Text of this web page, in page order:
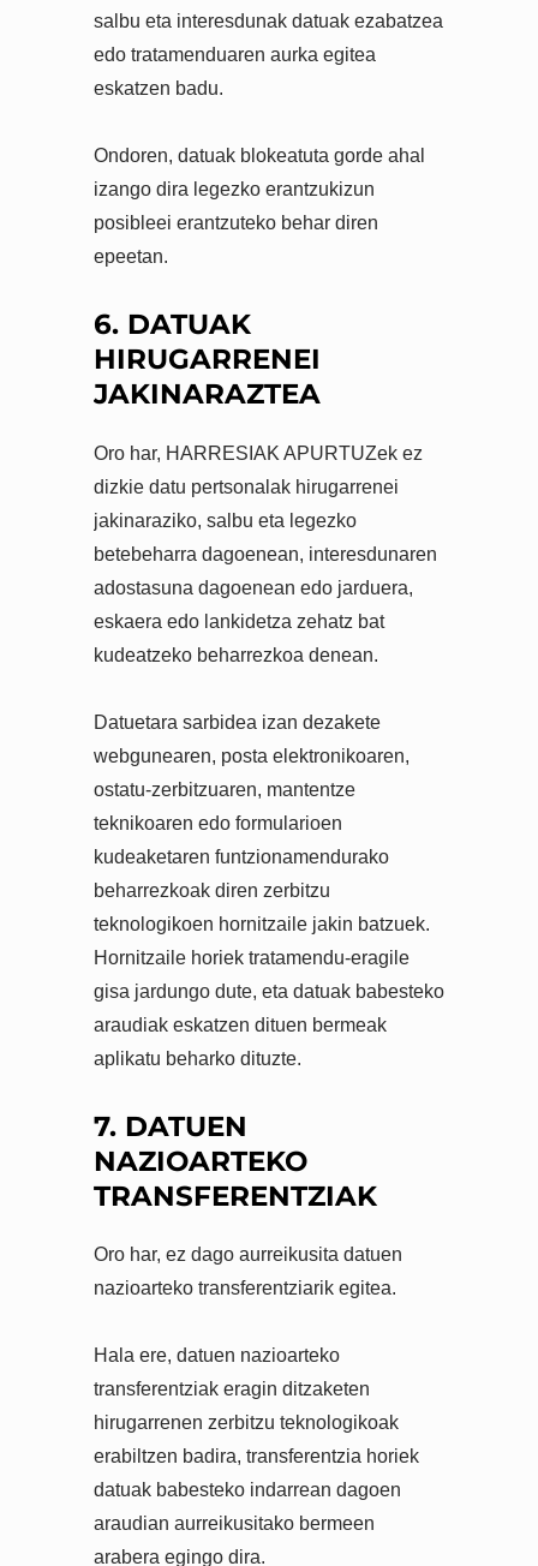
salbu eta interesdunak datuak ezabatzea
edo tratamenduaren aurka egitea
eskatzen badu.
Ondoren, datuak blokeatuta gorde ahal
izango dira legezko erantzukizun
posibleei erantzuteko behar diren
epeetan.
6. DATUAK
HIRUGARRENEI
JAKINARAZTEA
Oro har, HARRESIAK APURTUZek ez
dizkie datu pertsonalak hirugarrenei
jakinaraziko, salbu eta legezko
betebeharra dagoenean, interesdunaren
adostasuna dagoenean edo jarduera,
eskaera edo lankidetza zehatz bat
kudeatzeko beharrezkoa denean.
Datuetara sarbidea izan dezakete
webgunearen, posta elektronikoaren,
ostatu-zerbitzuaren, mantentze
teknikoaren edo formularioen
kudeaketaren funtzionamendurako
beharrezkoak diren zerbitzu
teknologikoen hornitzaile jakin batzuek.
Hornitzaile horiek tratamendu-eragile
gisa jardungo dute, eta datuak babesteko
araudiak eskatzen dituen bermeak
aplikatu beharko dituzte.
7. DATUEN
NAZIOARTEKO
TRANSFERENTZIAK
Oro har, ez dago aurreikusita datuen
nazioarteko transferentziarik egitea.
Hala ere, datuen nazioarteko
transferentziak eragin ditzaketen
hirugarrenen zerbitzu teknologikoak
erabiltzen badira, transferentzia horiek
datuak babesteko indarrean dagoen
araudian aurreikusitako bermeen
arabera egingo dira.